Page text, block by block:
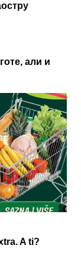
али и
A ti?